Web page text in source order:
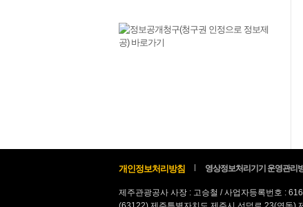
개인정보처리방침 영상정보처리기기 운영관리
제주관광공사 사장 : 고승철 / 사업자등록번호 :